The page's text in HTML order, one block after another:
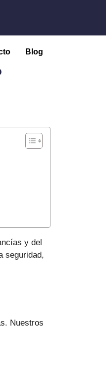
Blog
y del
seguridad,
Nuestros